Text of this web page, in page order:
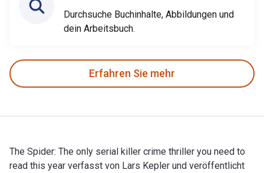
Durchsuche Buchinhalte, Abbildungen und
dein Arbeitsbuch.
Erfahren Sie mehr
The Spider: The only serial killer crime thriller you need to
read this year verfasst von Lars Kepler und veröffentlicht